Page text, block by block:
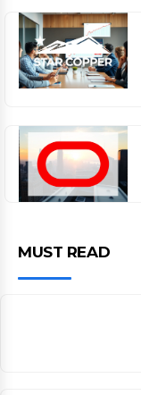
MUST READ